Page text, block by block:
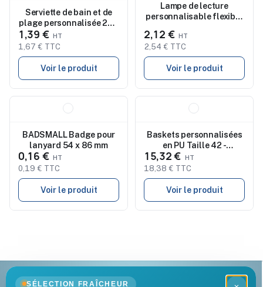
Serviette de bain et de
plage personnalisée 280
g/m² ORLY
1,39 €
1,67 € TTC
Voir le produit
Lampe de lecture
personnalisable flexible
2,12 €
2,54 € TTC
Voir le produit
BADSMALL Badge pour
lanyard 54 x 86 mm
0,16 €
0,19 € TTC
Voir le produit
Baskets personnalisées
en PU Taille 42 -
BLANCOS
15,32 €
18,38 € TTC
Voir le produit
SÉLECTION FRAÎCHEUR